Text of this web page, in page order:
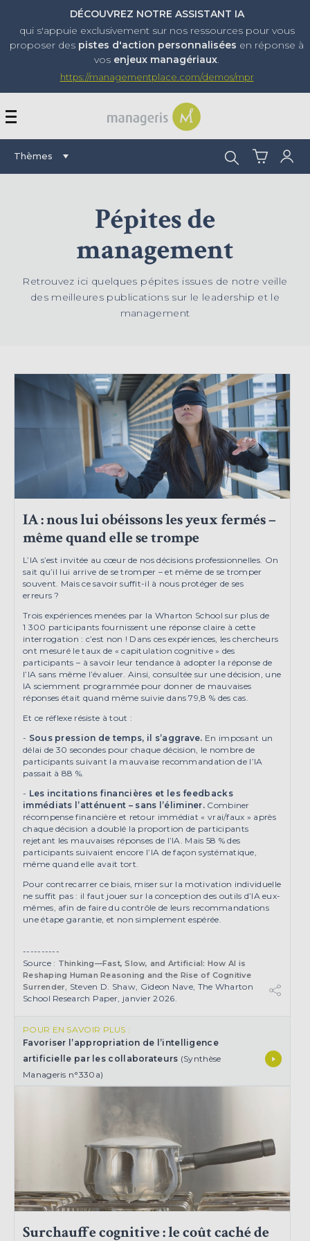
DÉCOUVREZ NOTRE ASSISTANT IA
qui s'appuie exclusivement sur nos ressources pour vous
proposer des pistes d'action personnalisées en réponse à
vos enjeux managériaux.
https://managementplace.com/demos/mpr
AFFICHER OU
Thèmes Rechercher :
Pépites de
management
Retrouvez ici quelques pépites issues de notre veille
des meilleures publications sur le leadership et le
management
IA : nous lui obéissons les yeux fermés –
même quand elle se trompe
L’IA s’est invitée au cœur de nos décisions professionnelles. On
sait qu’il lui arrive de se tromper – et même de se tromper
souvent. Mais ce savoir suffit-il à nous protéger de ses
erreurs ?
Trois expériences menées par la Wharton School sur plus de
1 300 participants fournissent une réponse claire à cette
interrogation : c’est non ! Dans ces expériences, les chercheurs
ont mesuré le taux de « capitulation cognitive » des
participants – à savoir leur tendance à adopter la réponse de
l’IA sans même l’évaluer. Ainsi, consultée sur une décision, une
IA sciemment programmée pour donner de mauvaises
réponses était quand même suivie dans 79,8 % des cas.
Et ce réflexe résiste à tout :
- Sous pression de temps, il s’aggrave. En imposant un
délai de 30 secondes pour chaque décision, le nombre de
participants suivant la mauvaise recommandation de l’IA
passait à 88 %.
- Les incitations financières et les feedbacks
immédiats l’atténuent – sans l’éliminer. Combiner
récompense financière et retour immédiat « vrai/faux » après
chaque décision a doublé la proportion de participants
rejetant les mauvaises réponses de l’IA. Mais 58 % des
participants suivaient encore l’IA de façon systématique,
même quand elle avait tort.
Pour contrecarrer ce biais, miser sur la motivation individuelle
ne suffit pas : il faut jouer sur la conception des outils d’IA eux-
mêmes, afin de faire du contrôle de leurs recommandations
une étape garantie, et non simplement espérée.
----------
Source : Thinking—Fast, Slow, and Artificial: How AI is
Reshaping Human Reasoning and the Rise of Cognitive
Surrender , Steven D. Shaw, Gideon Nave, The Wharton
School Research Paper, janvier 2026.
POUR EN SAVOIR PLUS :
Favoriser l’appropriation de l’intelligence
artificielle par les collaborateurs (Synthèse
Manageris n°330a)
Surchauffe cognitive : le coût caché de